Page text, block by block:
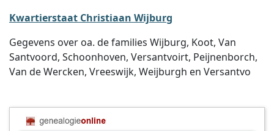
Kwartierstaat Christiaan Wijburg
Gegevens over oa. de families Wijburg, Koot, Van
Santvoord, Schoonhoven, Versantvoirt, Peijnenborch,
Van de Wercken, Vreeswijk, Weijburgh en Versantvo